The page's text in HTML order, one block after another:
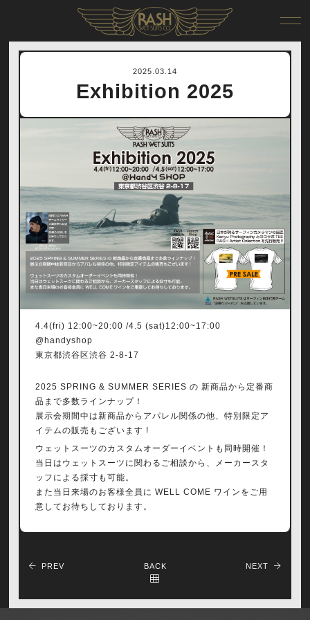
RIDER
DEALER
ONLINE SHOP
COMPANY
CONTACT
2025.03.14
Exhibition 2025
4.4(fri) 12:00~20:00 /4.5 (sat)12:00~17:00
@handyshop
東京都渋谷区渋谷 2-8-17
2025 SPRING & SUMMER SERIES の 新商品から定番商
品まで多数ラインナップ！
展示会期間中は新商品からアパレル関係の他、特別限定ア
イテムの販売もございます !
ウェットスーツのカスタムオーダーイベントも同時開催！
当日はウェットスーツに関わるご相談から、メーカースタ
ッフによる採寸も可能。
また当日来場のお客様全員に WELL COME ワインをご用
意してお待ちしております。
PREV BACK NEXT